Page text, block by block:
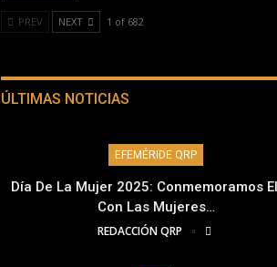
PREV NEXT 1 of 682
ÚLTIMAS NOTICIAS
EFEMÉRIDE QRP
Día De La Mujer 2025: Conmemoramos
Con Las Mujeres…
REDACCIÓN QRP